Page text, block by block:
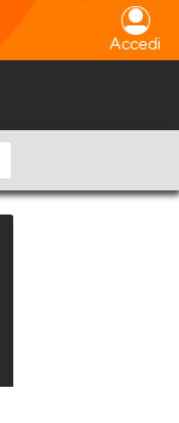
Accedi